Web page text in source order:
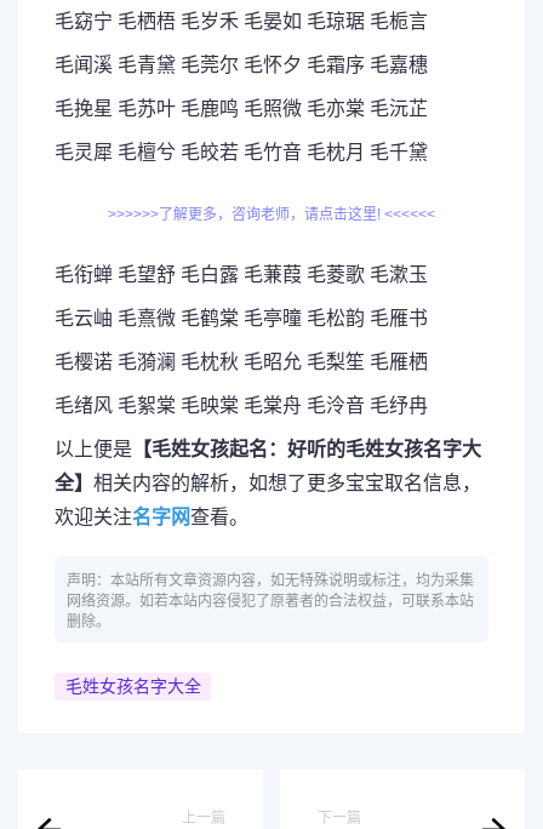
毛窈宁 毛栖梧 毛岁禾 毛晏如 毛琼琚 毛栀言
毛闻溪 毛青黛 毛莞尔 毛怀夕 毛霜序 毛嘉穗
毛挽星 毛苏叶 毛鹿鸣 毛照微 毛亦棠 毛沅芷
毛灵犀 毛檀兮 毛皎若 毛竹音 毛枕月 毛千黛
>>>>>>了解更多，咨询老师，请点击这里! <<<<<<
毛衔蝉 毛望舒 毛白露 毛蒹葭 毛菱歌 毛漱玉
毛云岫 毛熹微 毛鹤棠 毛亭曈 毛松韵 毛雁书
毛樱诺 毛漪澜 毛枕秋 毛昭允 毛梨笙 毛雁栖
毛绪风 毛絮棠 毛映棠 毛棠舟 毛泠音 毛纾冉
以上便是 【毛姓女孩起名：好听的毛姓女孩名字大
全】 相关内容的解析，如想了更多宝宝取名信息，
欢迎关注名字网查看。
声明：本站所有文章资源内容，如无特殊说明或标注，均为采集
网络资源。如若本站内容侵犯了原著者的合法权益，可联系本站
删除。
毛姓女孩名字大全
上一篇 下一篇